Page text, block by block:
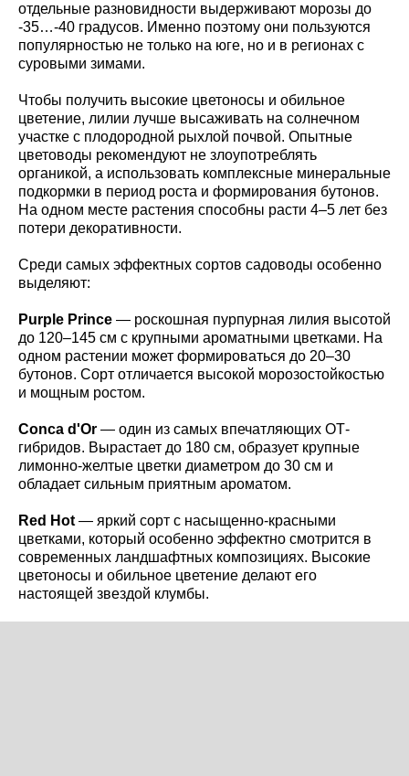
отдельные разновидности выдерживают морозы до
-35…-40 градусов. Именно поэтому они пользуются
популярностью не только на юге, но и в регионах с
суровыми зимами.
Чтобы получить высокие цветоносы и обильное
цветение, лилии лучше высаживать на солнечном
участке с плодородной рыхлой почвой. Опытные
цветоводы рекомендуют не злоупотреблять
органикой, а использовать комплексные минеральные
подкормки в период роста и формирования бутонов.
На одном месте растения способны расти 4–5 лет без
потери декоративности.
Среди самых эффектных сортов садоводы особенно
выделяют:
Purple Prince — роскошная пурпурная лилия высотой
до 120–145 см с крупными ароматными цветками. На
одном растении может формироваться до 20–30
бутонов. Сорт отличается высокой морозостойкостью
и мощным ростом.
Conca d'Or — один из самых впечатляющих ОТ-
гибридов. Вырастает до 180 см, образует крупные
лимонно-желтые цветки диаметром до 30 см и
обладает сильным приятным ароматом.
Red Hot — яркий сорт с насыщенно-красными
цветками, который особенно эффектно смотрится в
современных ландшафтных композициях. Высокие
цветоносы и обильное цветение делают его
настоящей звездой клумбы.